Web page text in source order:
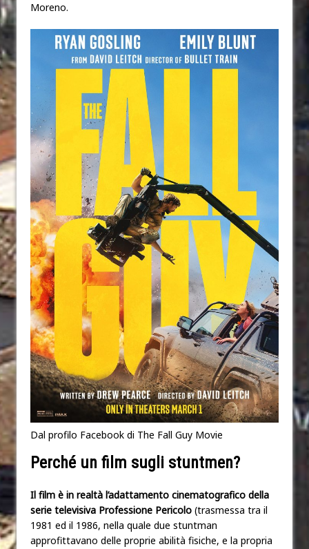
Moreno.
Dal profilo Facebook di The Fall Guy Movie
Perché un film sugli stuntmen?
Il film è in realtà l’adattamento cinematografico della
serie televisiva Professione Pericolo (trasmessa tra il
1981 ed il 1986, nella quale due stuntman
approfittavano delle proprie abilità fisiche, e la propria